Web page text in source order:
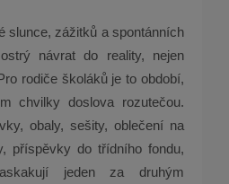
slunce, zážitků a spontánních
návrat do reality, nejen
rodiče školáků je to období,
chvilky doslova rozutečou.
obaly, sešity, oblečení na
příspěvky do třídního fondu,
jeden za druhým